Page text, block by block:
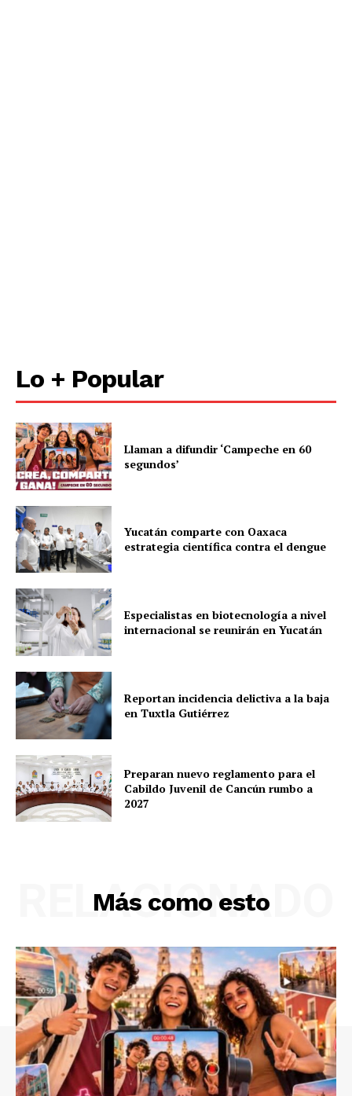
Lo + Popular
Llaman a difundir ‘Campeche en 60
segundos’
Yucatán comparte con Oaxaca
estrategia científica contra el dengue
Especialistas en biotecnología a nivel
internacional se reunirán en Yucatán
Reportan incidencia delictiva a la baja
en Tuxtla Gutiérrez
Preparan nuevo reglamento para el
Cabildo Juvenil de Cancún rumbo a
2027
Más como esto
RELACIONADO